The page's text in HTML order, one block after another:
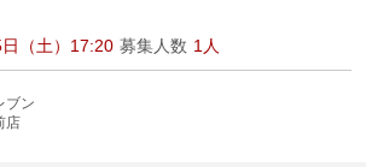
（土）17:20 募集人数 1人
ブン
店